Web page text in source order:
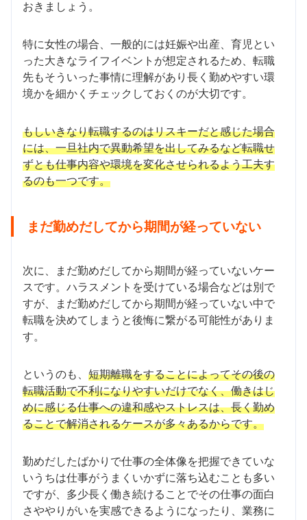
おきましょう。
特に女性の場合、一般的には妊娠や出産、育児とい
った大きなライフイベントが想定されるため、転職
先もそういった事情に理解があり長く勤めやすい環
境かを細かくチェックしておくのが大切です。
もしいきなり転職するのはリスキーだと感じた場合
には、一旦社内で異動希望を出してみるなど転職せ
ずとも仕事内容や環境を変化させられるよう工夫す
るのも一つです。
まだ勤めだしてから期間が経っていない
次に、まだ勤めだしてから期間が経っていないケー
スです。ハラスメントを受けている場合などは別で
すが、まだ勤めだしてから期間が経っていない中で
転職を決めてしまうと後悔に繋がる可能性がありま
す。
というのも、 短期離職をすることによってその後の
転職活動で不利になりやすいだけでなく、働きはじ
めに感じる仕事への違和感やストレスは、長く勤め
ることで解消されるケースが多々あるからです。
勤めだしたばかりで仕事の全体像を把握できていな
いうちは仕事がうまくいかずに落ち込むことも多い
ですが、多少長く働き続けることでその仕事の面白
さややりがいを実感できるようになったり、業務に